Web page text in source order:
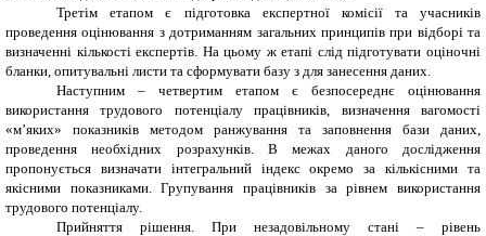
Третім етапом є підготовка експертної комісії та учасників
проведення оцінювання з дотриманням загальних принципів при відборі та
визначенні кількості експертів. На цьому ж етапі слід підготувати оціночні
бланки, опитувальні листи та сформувати базу з для занесення даних.
Наступним – четвертим етапом є безпосереднє оцінювання
використання трудового потенціалу працівників, визначення вагомості
«м’яких» показників методом ранжування та заповнення бази даних,
проведення необхідних розрахунків. В межах даного дослідження
пропонується визначати інтегральний індекс окремо за кількісними та
якісними показниками. Групування працівників за рівнем використання
трудового потенціалу.
Прийняття рішення. При незадовільному стані – рівень